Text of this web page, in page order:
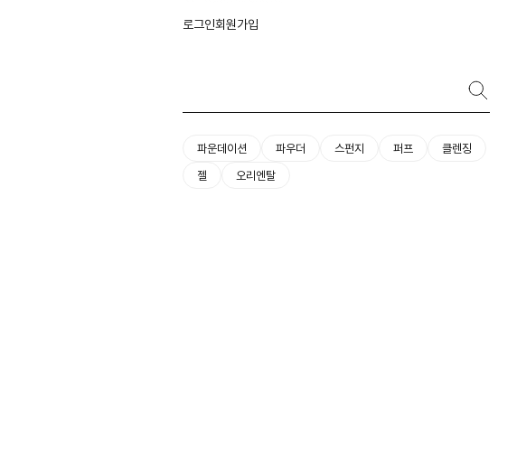
로그인회원가입
파운데이션 파우더 스펀지 퍼프
클렌징
젤
오리엔탈